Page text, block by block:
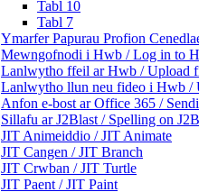
Tabl 10
Tabl 7
Ymarfer Papurau Profion
Mewngofnodi i Hwb / Log in to
Lanlwytho ffeil ar Hwb / Upload
Lanlwytho llun neu fideo i Hwb /
Anfon e-bost ar Office 365 /
Sillafu ar J2Blast / Spelling on
JIT Animeiddio / JIT Animate
JIT Cangen / JIT Branch
JIT Crwban / JIT Turtle
JIT Paent / JIT Paint